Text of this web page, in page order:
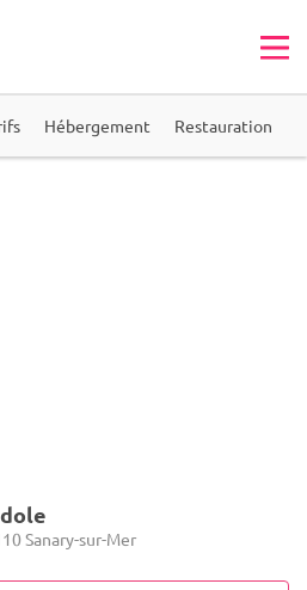
Hébergement Restauration
Sanary-sur-Mer